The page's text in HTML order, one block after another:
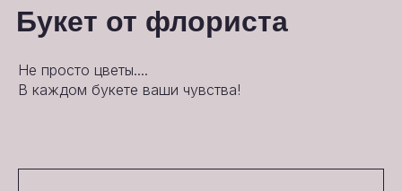
Букет от флориста
Не просто цветы....
В каждом букете ваши чувства!